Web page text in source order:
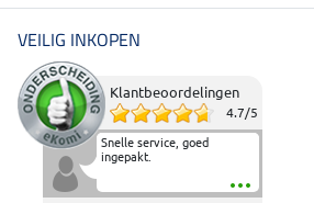
VEILIG INKOPEN
Klantbeoordelingen
4.7/5
Snelle service, goed
ingepakt.